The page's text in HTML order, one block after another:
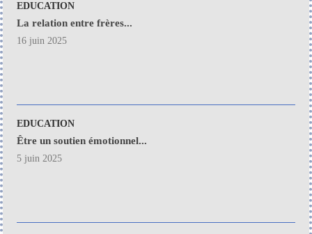
EDUCATION
La relation entre frères...
16 juin 2025
EDUCATION
Être un soutien émotionnel...
5 juin 2025